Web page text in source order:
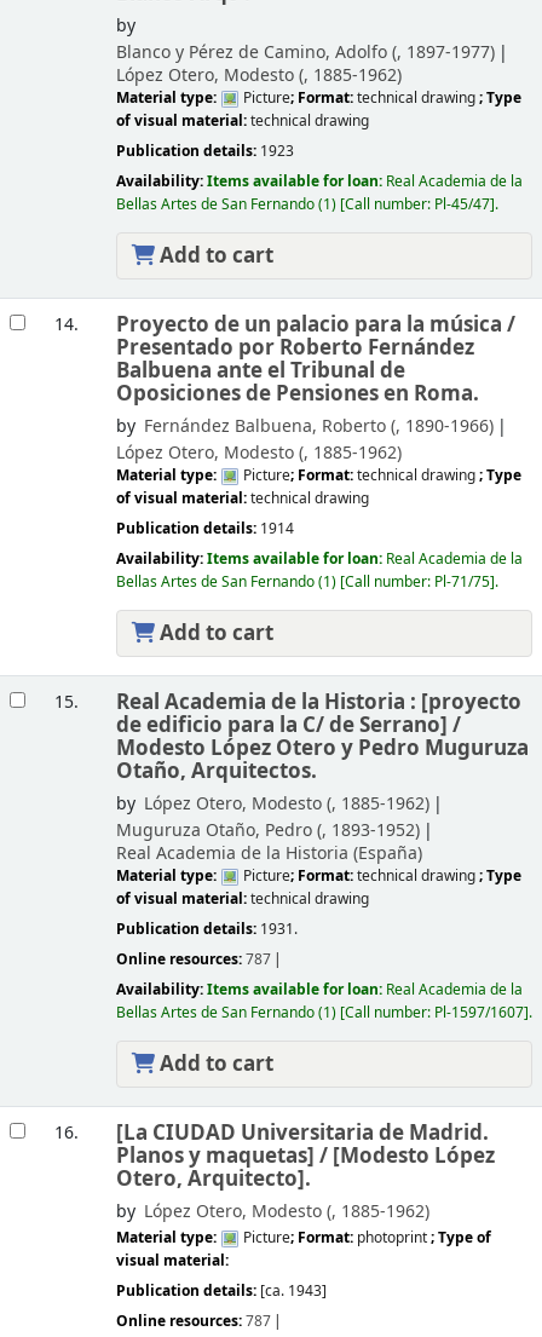
by
Blanco y Pérez de Camino, Adolfo (, 1897-1977)
López Otero, Modesto (, 1885-1962)
Material type: Picture; Format:technical drawing; Type
of visual material:technical drawing
Publication details: 1923
Availability:Items available for loan: Real Academia de la
Bellas Artes de San Fernando(1) Call number: Pl-45/47 .
Add to cart
14. Proyecto de un palacio para la música /
Presentado por Roberto Fernández
Balbuena ante el Tribunal de
Oposiciones de Pensiones en Roma.
by Fernández Balbuena, Roberto (, 1890-1966)
López Otero, Modesto (, 1885-1962)
Material type: Picture; Format:technical drawing; Type
of visual material:technical drawing
Publication details: 1914
Availability:Items available for loan: Real Academia de la
Bellas Artes de San Fernando(1) Call number: Pl-71/75 .
Add to cart
15. Real Academia de la Historia : [proyecto
de edificio para la C/ de Serrano] /
Modesto López Otero y Pedro Muguruza
Otaño, Arquitectos.
by López Otero, Modesto (, 1885-1962)
Muguruza Otaño, Pedro (, 1893-1952)
Real Academia de la Historia (España)
Material type: Picture; Format:technical drawing; Type
of visual material:technical drawing
Publication details: 1931.
Online resources:787
Availability:Items available for loan: Real Academia de la
Bellas Artes de San Fernando(1) Call number: Pl-1597/1607 .
Add to cart
16. [La CIUDAD Universitaria de Madrid.
Planos y maquetas] / [Modesto López
Otero, Arquitecto].
by López Otero, Modesto (, 1885-1962)
Material type: Picture; Format: photoprint; Type of
visual material:
Publication details: [ca. 1943]
Online resources:787